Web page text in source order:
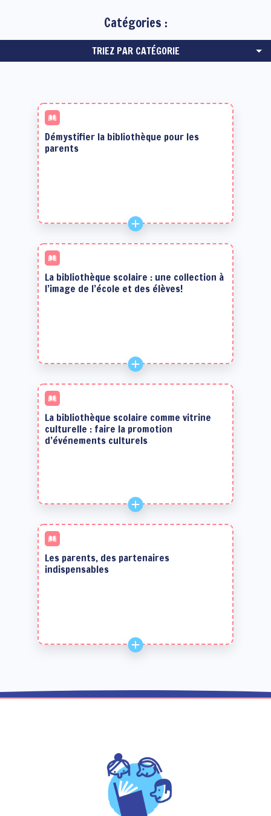
Catégories :
TRIEZ PAR CATÉGORIE
Démystifier la bibliothèque pour les
parents
La bibliothèque scolaire : une collection à
l’image de l’école et des élèves!
La bibliothèque scolaire comme vitrine
culturelle : faire la promotion
d’événements culturels
Les parents, des partenaires
indispensables